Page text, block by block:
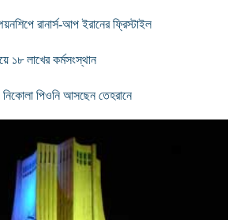
রানার্স-আপ ইরানের ফ্রিস্টাইল
১৮ লাখের কর্মসংস্থান
পিওনি আসছেন তেহরানে